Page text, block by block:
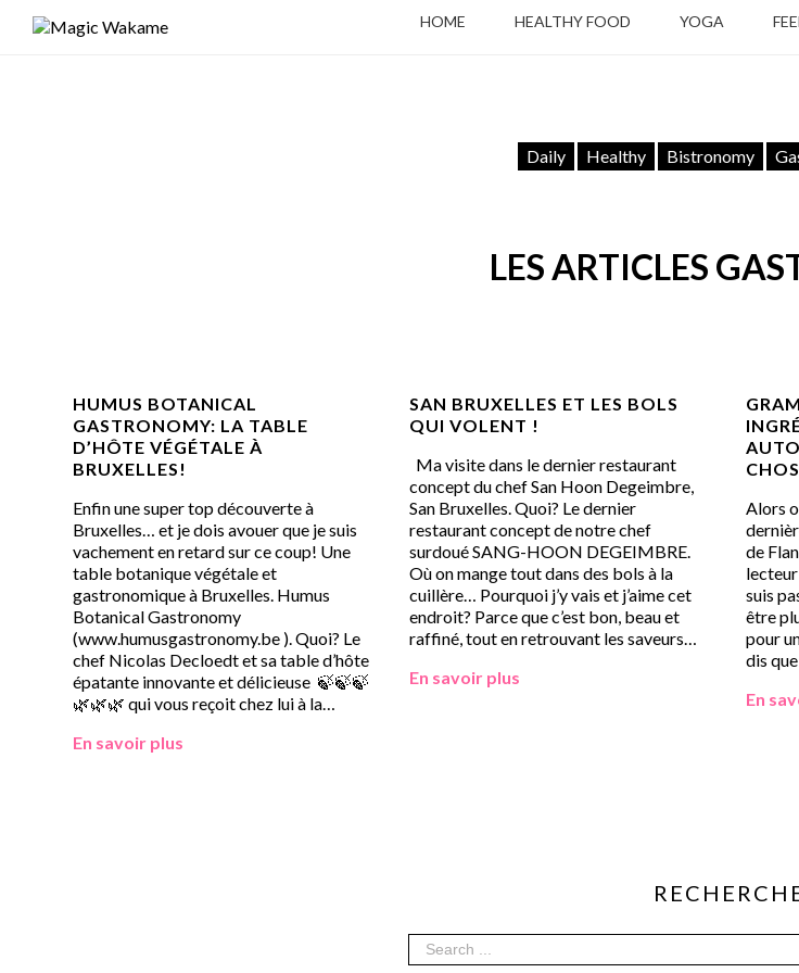
HOME HEALTHY FOOD YOGA
Daily Healthy Bistronomy
LES ARTICLES
HUMUS BOTANICAL
GASTRONOMY: LA TABLE
D’HÔTE VÉGÉTALE À
BRUXELLES!
Enfin une super top découverte à
Bruxelles… et je dois avouer que je suis
vachement en retard sur ce coup! Une
table botanique végétale et
gastronomique à Bruxelles. Humus
Botanical Gastronomy
(www.humusgastronomy.be ). Quoi? Le
chef Nicolas Decloedt et sa table d’hôte
épatante innovante et délicieuse 🍃🍃🍃
🌿🌿🌿 qui vous reçoit chez lui à la…
En savoir plus
SAN BRUXELLES ET LES BOLS
QUI VOLENT !
Ma visite dans le dernier restaurant
concept du chef San Hoon Degeimbre,
San Bruxelles. Quoi? Le dernier
restaurant concept de notre chef
surdoué SANG-HOON DEGEIMBRE.
Où on mange tout dans des bols à la
cuillère… Pourquoi j’y vais et j’aime cet
endroit? Parce que c’est bon, beau et
raffiné, tout en retrouvant les saveurs…
En savoir plus
Alors
de
suis
être
pour
dis
En